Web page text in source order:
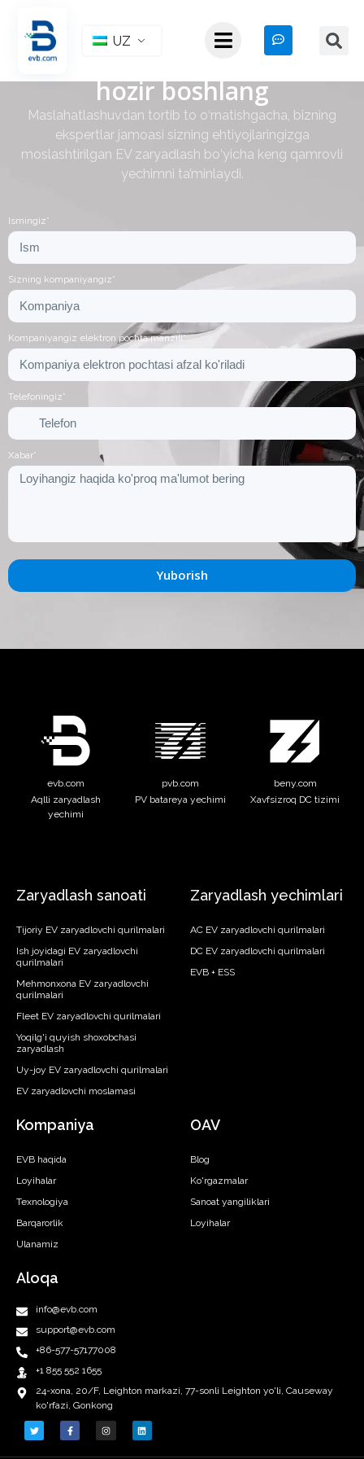
UZ
EV zaryadlash loyihangizni
hozir boshlang
Maslahatlashuvdan tortib to o‘rnatishgacha, bizning
ekspertlar jamoasi sizning ehtiyojlaringizga
moslashtirilgan EV zaryadlash bo‘yicha keng qamrovli
yechimni ta’minlaydi.
Ismingiz*
Sizning kompaniyangiz*
Kompaniyangiz elektron pochta manzili*
Telefoningiz*
Xabar*
Yuborish
evb.com
Aqlli zaryadlash
yechimi
pvb.com
PV batareya yechimi
beny.com
Xavfsizroq DC tizimi
Zaryadlash sanoati
Tijoriy EV zaryadlovchi qurilmalari
Ish joyidagi EV zaryadlovchi
qurilmalari
Mehmonxona EV zaryadlovchi
qurilmalari
Fleet EV zaryadlovchi qurilmalari
Yoqilg'i quyish shoxobchasi
zaryadlash
Uy-joy EV zaryadlovchi qurilmalari
EV zaryadlovchi moslamasi
Zaryadlash yechimlari
AC EV zaryadlovchi qurilmalari
DC EV zaryadlovchi qurilmalari
EVB + ESS
Kompaniya
EVB haqida
Loyihalar
Texnologiya
Barqarorlik
Ulanamiz
OAV
Blog
Ko'rgazmalar
Sanoat yangiliklari
Loyihalar
Aloqa
info@evb.com
support@evb.com
+86-577-57177008
+1 855 552 1655
24-xona, 20/F, Leighton markazi, 77-sonli Leighton yo'li, Causeway
ko'rfazi, Gonkong